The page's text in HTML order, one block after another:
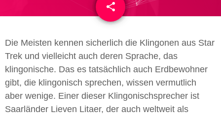
share
email
Die Meisten kennen sicherlich die Klingonen aus Star
Trek und vielleicht auch deren Sprache, das
klingonische. Das es tatsächlich auch Erdbewohner
gibt, die klingonisch sprechen, wissen vermutlich
aber wenige. Einer dieser Klingonischsprecher ist
Saarländer Lieven Litaer, der auch weltweit als